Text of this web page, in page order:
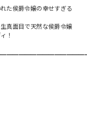
た侯爵令嬢の幸せすぎる
真面目で天然な侯爵令嬢
！